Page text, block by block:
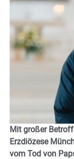
Mit großer
Erzdiözese
vom Tod von